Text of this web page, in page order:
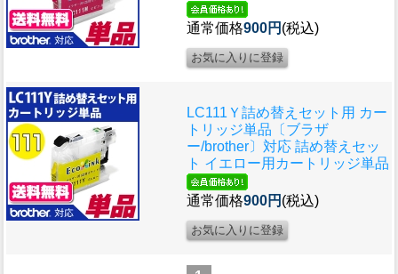
通常価格900円 (税込)
LC111Ｙ詰め替えセット用 カー
トリッジ単品〔ブラザ
ー/brother〕対応 詰め替えセッ
ト イエロー用カートリッジ単品
通常価格900円 (税込)